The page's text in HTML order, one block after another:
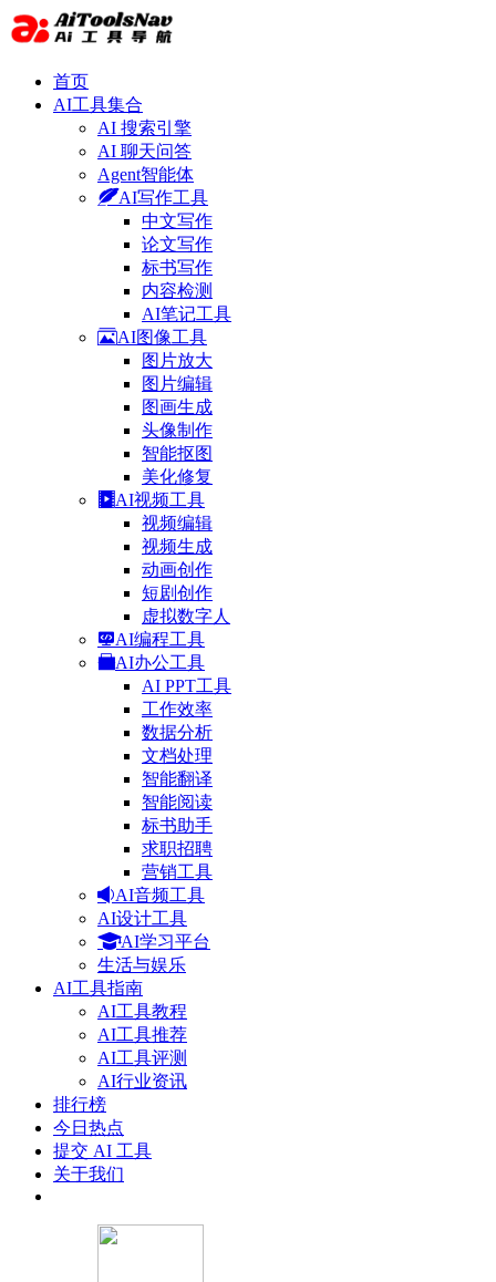
首页
AI工具集合
AI 搜索引擎
AI 聊天问答
Agent智能体
AI写作工具
中文写作
论文写作
标书写作
内容检测
AI笔记工具
AI图像工具
图片放大
图片编辑
图画生成
头像制作
智能抠图
美化修复
AI视频工具
视频编辑
视频生成
动画创作
短剧创作
虚拟数字人
AI编程工具
AI办公工具
AI PPT工具
工作效率
数据分析
文档处理
智能翻译
智能阅读
标书助手
求职招聘
营销工具
AI音频工具
AI设计工具
AI学习平台
生活与娱乐
AI工具指南
AI工具教程
AI工具推荐
AI工具评测
AI行业资讯
排行榜
今日热点
提交 AI 工具
关于我们